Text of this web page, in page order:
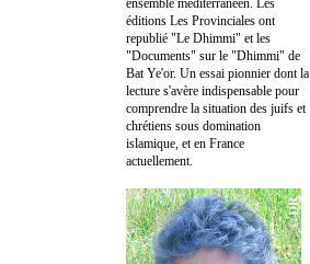
éditions Les Provinciales ont
republié "Le Dhimmi" et les
"Documents" sur le "Dhimmi" de
Bat Ye'or. Un essai pionnier dont la
lecture s'avère indispensable pour
comprendre la situation des juifs et
chrétiens sous domination
islamique, et en France
actuellement.